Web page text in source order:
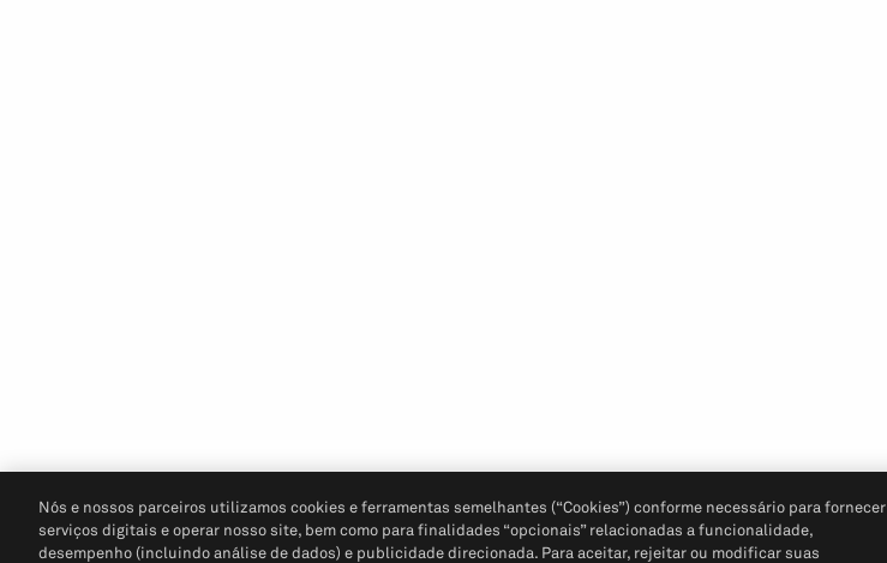
Nós e nossos parceiros utilizamos cookies e ferramentas semelhantes (“Cookies”) conforme necessário para fornecer
serviços digitais e operar nosso site, bem como para finalidades “opcionais” relacionadas a funcionalidade,
desempenho (incluindo análise de dados) e publicidade direcionada. Para aceitar, rejeitar ou modificar suas